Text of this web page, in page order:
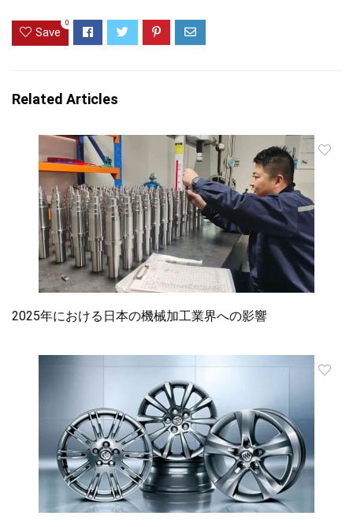
Save
0
Related Articles
2025年における日本の機械加工業界への影響